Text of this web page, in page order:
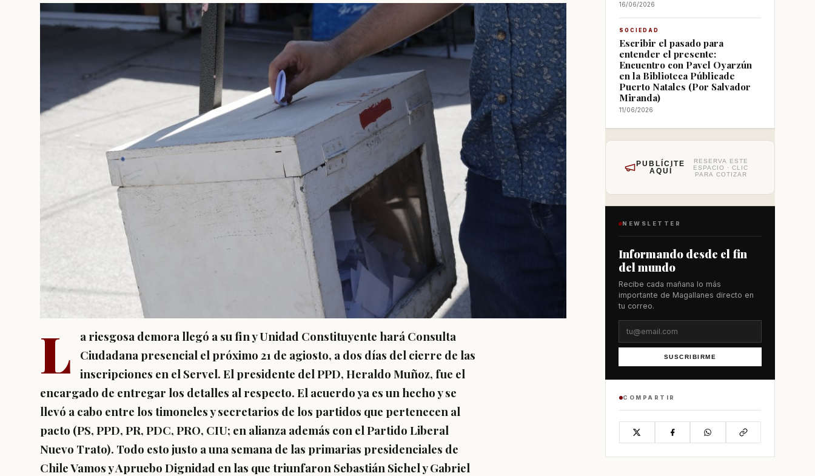
L
a riesgosa demora llegó a su fin y Unidad Constituyente hará Consulta
Ciudadana presencial el próximo 21 de agiosto, a dos días del cierre de las
inscripciones en el Servel. El presidente del PPD, Heraldo Muñoz, fue el
encargado de entregar los detalles al respecto. El acuerdo ya es un hecho y se
llevó a cabo entre los timoneles y secretarios de los partidos que pertenecen al
pacto (PS, PPD, PR, PDC, PRO, CIU; en alianza además con el Partido Liberal
Nuevo Trato). Todo esto justo a una semana de las primarias presidenciales de
Chile Vamos y Apruebo Dignidad en las que triunfaron Sebastián Sichel y Gabriel
16/06/2026
SOCIEDAD
Escribir el pasado para
entender el presente:
Encuentro con Pavel Oyarzún
en la Biblioteca Públicade
Puerto Natales (Por Salvador
Miranda)
11/06/2026
PUBLÍCITE
AQUÍ
RESERVA ESTE
ESPACIO · CLIC
PARA COTIZAR
NEWSLETTER
Informando desde el fin
del mundo
Recibe cada mañana lo más
importante de Magallanes directo en
tu correo.
SUSCRIBIRME
COMPARTIR